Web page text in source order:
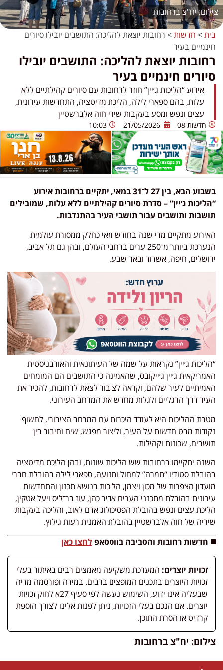
יח"צ ברחובות
בית> חדשות> רחובות יוצאת להליכה: התושבים יובילו סיורים
חינמיים בעיר
רחובות יוצאת להליכה: התושבים יובילו
סיורים חינמיים בעיר
אירוע “הליכות ג׳יין” חוזר לרחובות עם סיורים קהילתיים ללא
עלות, בהם ספארי לילה, הליכת מדיטציה, התחדשות עירונית,
עצים ונפש ומסע בעקבות שירי חוה אלברשטיין
חדשות 08 21/05/2026
10:03
בשבוע הבא, בין 27 ל־31 במאי, יתקיים ברחובות אירוע
“הליכות ג׳יין” – סדרת סיורים קהילתיים ללא עלות, שמובילים
תושבות ותושבים עבור תושבי העיר בהתנדבות.
האירוע מתקיים מדי שנה בחודש מאי כחלק ממסורת עולמית
הנערכת ביותר מ־250 ערים ברחבי העולם, ובהן גם תל אביב,
ירושלים, חיפה, אשדוד ובאר שבע.
“הליכות ג׳יין” נקראות על שמה של העיתונאית והאורבניסטית
האמריקאית ג׳יין ג׳ייקובס, שהאמינה כי התושבים הם המומחים
האמיתיים לעיר שלהם, וקראה לציבור לצאת לרחובות, להכיר את
העיר דרך הרגליים ולגלות מחדש את המרחב העירוני.
מטרת ההליכות היא לעודד היכרות עם המרחב הציבורי, לחשוף
נקודות מבט חדשות על העיר, וליצור מפגש, שיח וחיבור בין
תושבים, שכונות וקהילות.
השנה יתקיימו ברחובות שש הליכות שונות, ובהן הליכת מדיטציה
בהובלת סטודיו “תמרה” למחול ותנועה, ספארי לילה בהובלת חברי
מועדון הצפרות של מכון ויצמן, הליכות בנושא תכנון והתחדשות
עירונית בהובלת מתכנני הערים אדיר כהן, עוז בר־ליס ויעל אטקין,
הליכת עצים ונפש בהובלת הפסיכולוג אדם לאוב, והליכה בעקבות
שיריה של חוה אלברשטיין בהובלת האמנית רעות גילוץ.
◼️ חדשות רחובות והסביבה בווטסאפלחצו כאן
זכויות יוצרים: המערכת משקיעה מאמצים רבים באיתור בעלי
זכויות היוצרים בתכנים המופצים ברבים. במידה ופורסמה מדיה
שבעליה אינו ידוע, השימוש נעשה לפי סעיף 27א לחוק זכויות
יוצרים. אם הנכם בעלי הזכויות, ניתן לפנות אלינו לצורך הוספת
קרדיט או הסרת התוכן.
צילום: יח"צ ברחובות